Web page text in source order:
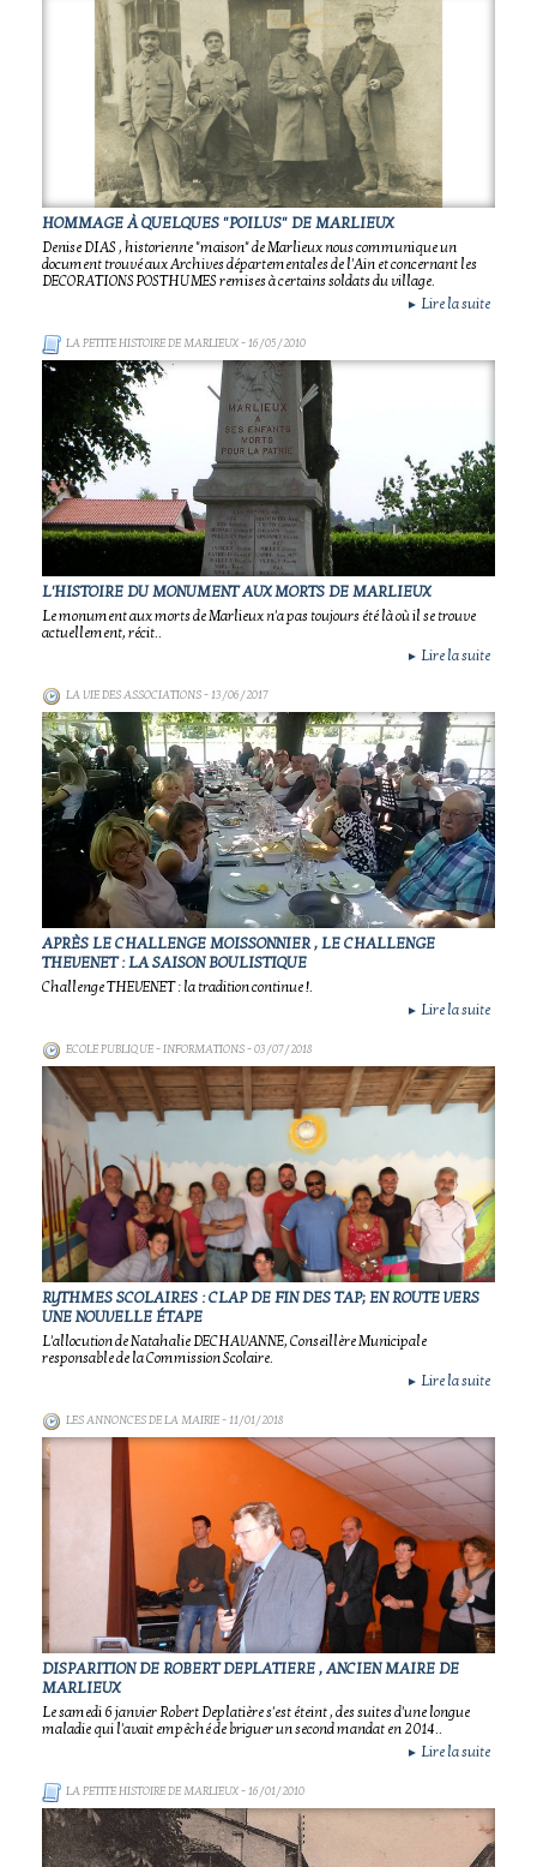
HOMMAGE À QUELQUES "POILUS" DE MARLIEUX
Denise DIAS , historienne "maison" de Marlieux nous communique un
document trouvé aux Archives départementales de l'Ain et concernant les
DECORATIONS POSTHUMES remises à certains soldats du village.
► Lire la suite
LA PETITE HISTOIRE DE MARLIEUX- 16/05/2010
L'HISTOIRE DU MONUMENT AUX MORTS DE MARLIEUX
Le monument aux morts de Marlieux n'a pas toujours été là où il se trouve
actuellement, récit..
► Lire la suite
LA VIE DES ASSOCIATIONS- 13/06/2017
APRÈS LE CHALLENGE MOISSONNIER , LE CHALLENGE
THEVENET : LA SAISON BOULISTIQUE
Challenge THEVENET : la tradition continue !.
► Lire la suite
ECOLE PUBLIQUE - INFORMATIONS- 03/07/2018
RYTHMES SCOLAIRES : CLAP DE FIN DES TAP; EN ROUTE VERS
UNE NOUVELLE ÉTAPE
L'allocution de Natahalie DECHAVANNE, Conseillère Municipale
responsable de la Commission Scolaire.
► Lire la suite
LES ANNONCES DE LA MAIRIE- 11/01/2018
DISPARITION DE ROBERT DEPLATIERE , ANCIEN MAIRE DE
MARLIEUX
Le samedi 6 janvier Robert Deplatière s'est éteint , des suites d'une longue
maladie qui l'avait empêché de briguer un second mandat en 2014..
► Lire la suite
LA PETITE HISTOIRE DE MARLIEUX- 16/01/2010